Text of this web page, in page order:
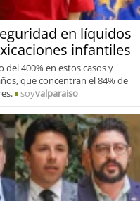
en líquidos
infantiles
400% en estos casos y
que concentran el 84% de
soyvalparaiso